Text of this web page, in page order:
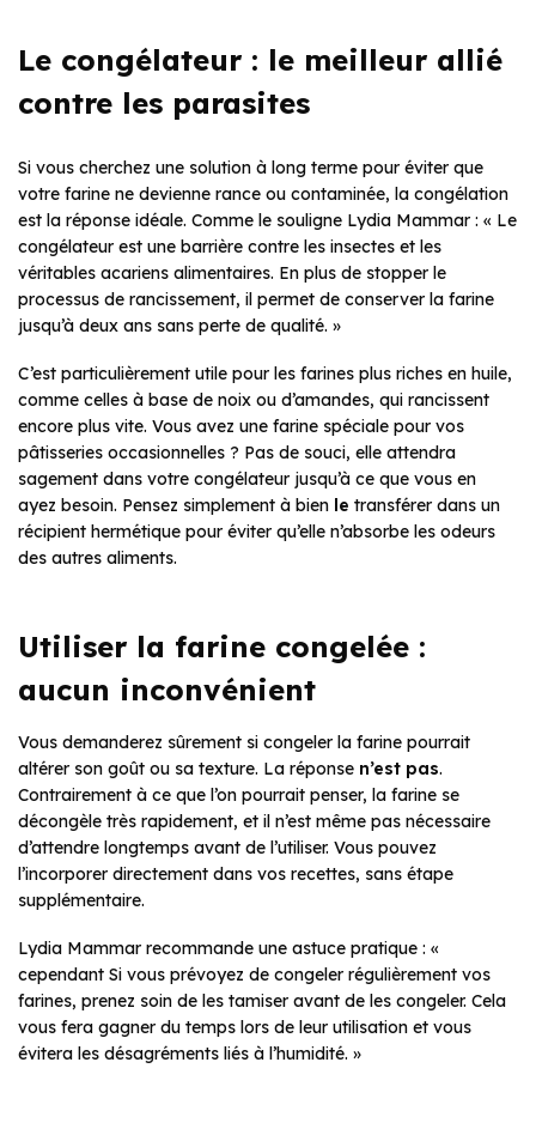
Le congélateur : le meilleur allié
contre les parasites
Si vous cherchez une solution à long terme pour éviter que
votre farine ne devienne rance ou contaminée, la congélation
est la réponse idéale. Comme le souligne Lydia Mammar : « Le
congélateur est une barrière contre les insectes et les
véritables acariens alimentaires. En plus de stopper le
processus de rancissement, il permet de conserver la farine
jusqu’à deux ans sans perte de qualité. »
C’est particulièrement utile pour les farines plus riches en huile,
comme celles à base de noix ou d’amandes, qui rancissent
encore plus vite. Vous avez une farine spéciale pour vos
pâtisseries occasionnelles ? Pas de souci, elle attendra
sagement dans votre congélateur jusqu’à ce que vous en
ayez besoin. Pensez simplement à bien le transférer dans un
récipient hermétique pour éviter qu’elle n’absorbe les odeurs
des autres aliments.
Utiliser la farine congelée :
aucun inconvénient
Vous demanderez sûrement si congeler la farine pourrait
altérer son goût ou sa texture. La réponse n’est pas.
Contrairement à ce que l’on pourrait penser, la farine se
décongèle très rapidement, et il n’est même pas nécessaire
d’attendre longtemps avant de l’utiliser. Vous pouvez
l’incorporer directement dans vos recettes, sans étape
supplémentaire.
Lydia Mammar recommande une astuce pratique : «
cependant Si vous prévoyez de congeler régulièrement vos
farines, prenez soin de les tamiser avant de les congeler. Cela
vous fera gagner du temps lors de leur utilisation et vous
évitera les désagréments liés à l’humidité. »